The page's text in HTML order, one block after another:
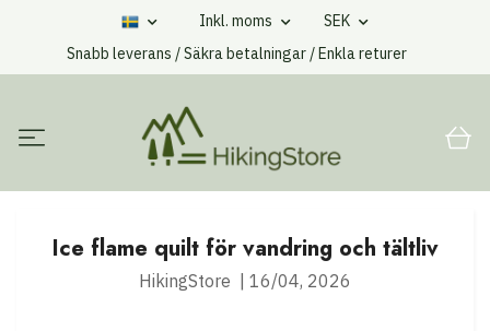
Inkl. moms
SEK
Snabb leverans / Säkra betalningar / Enkla returer
Ice flame quilt för vandring och tältliv
HikingStore 16/04, 2026